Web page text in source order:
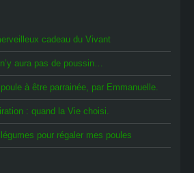
cadeau du Vivant
aura pas de poussin…
à être parrainée, par Emmanuelle.
: quand la Vie choisi.
pour régaler mes poules